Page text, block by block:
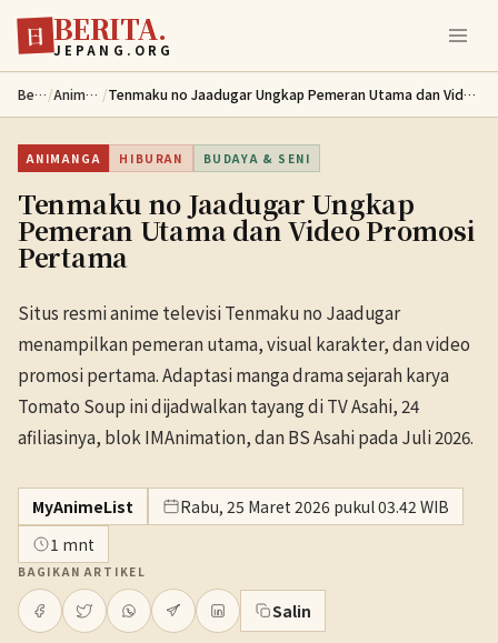
Lewati ke konten utama
日 BERITA.
JEPANG.ORG
Berita/ Animanga / Tenmaku no Jaadugar Ungkap Pemeran Utama dan Video Promosi Pertama
ANIMANGA HIBURAN BUDAYA & SENI
Tenmaku no Jaadugar Ungkap
Pemeran Utama dan Video Promosi
Pertama
Situs resmi anime televisi Tenmaku no Jaadugar
menampilkan pemeran utama, visual karakter, dan video
promosi pertama. Adaptasi manga drama sejarah karya
Tomato Soup ini dijadwalkan tayang di TV Asahi, 24
afiliasinya, blok IMAnimation, dan BS Asahi pada Juli 2026.
MyAnimeList
Rabu, 25 Maret 2026 pukul 03.42 WIB
1 mnt
BAGIKAN ARTIKEL
Salin